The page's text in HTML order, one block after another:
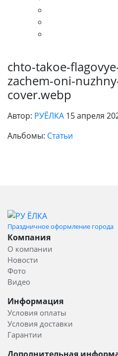
chto-takoe-
zachem-oni-
cover.webp
Автор: РУЁЛКА 15 апреля
Альбомы: Статьи
Праздничное оформление города
Компания
О компании
Новости
Фото
Видео
Информация
Условия оплаты
Условия доставки
Гарантии